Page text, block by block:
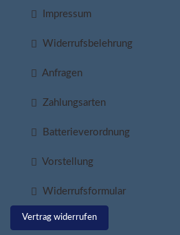
Impressum
Widerrufsbelehrung
Anfragen
Zahlungsarten
Batterieverordnung
Vorstellung
Widerrufsformular
Vertrag widerrufen